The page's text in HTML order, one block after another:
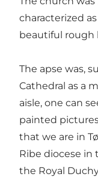
characterized
beautiful rough
The apse was,
Cathedral as a
aisle, one can
painted
that we are in
Ribe diocese in
the Royal